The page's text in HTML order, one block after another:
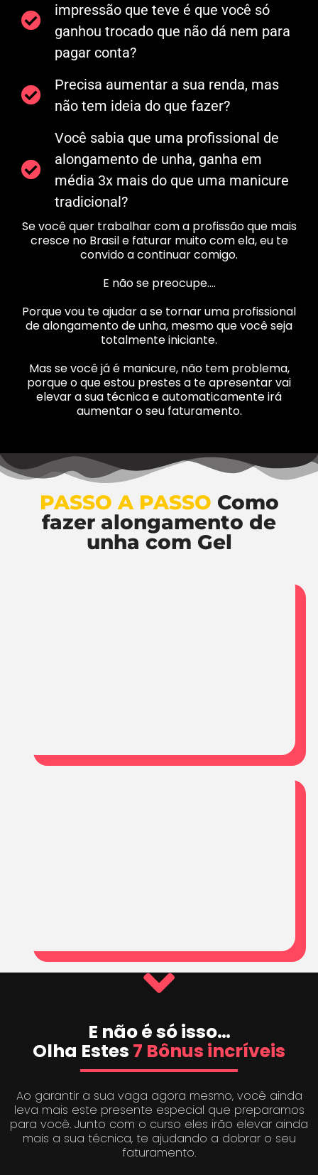
impressão que teve é que você só
ganhou trocado que não dá nem para
pagar conta?
Precisa aumentar a sua renda, mas
não tem ideia do que fazer?
Você sabia que uma profissional de
alongamento de unha, ganha em
média 3x mais do que uma manicure
tradicional?
Se você quer trabalhar com a profissão que mais
cresce no Brasil e faturar muito com ela, eu te
convido a continuar comigo.
E não se preocupe….
Porque vou te ajudar a se tornar uma profissional
de alongamento de unha, mesmo que você seja
totalmente iniciante.
Mas se você já é manicure, não tem problema,
porque o que estou prestes a te apresentar vai
elevar a sua técnica e automaticamente irá
aumentar o seu faturamento.
PASSO A PASSO Como
fazer alongamento de
unha com Gel
E não é só isso…
Olha Estes 7 Bônus incríveis
Ao garantir a sua vaga agora mesmo, você ainda
leva mais este presente especial que preparamos
para você. Junto com o curso eles irão elevar ainda
mais a sua técnica, te ajudando a dobrar o seu
faturamento.